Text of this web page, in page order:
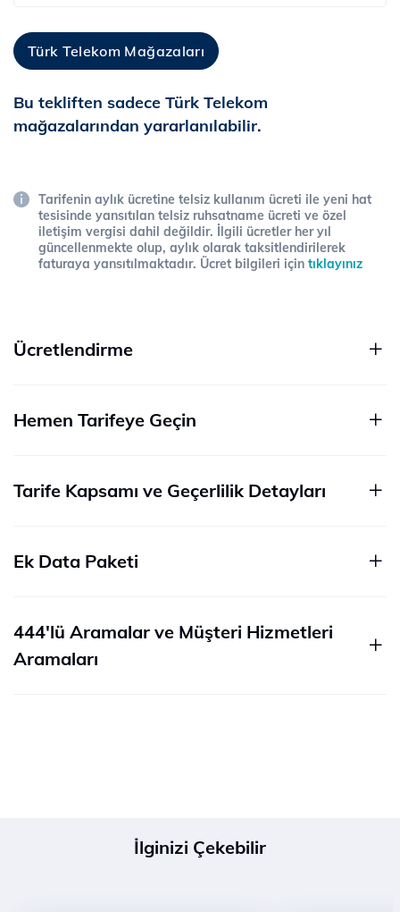
Türk Telekom Mağazaları
Bu tekliften sadece Türk Telekom
mağazalarından yararlanılabilir.
Tarifenin aylık ücretine telsiz kullanım ücreti ile yeni hat
tesisinde yansıtılan telsiz ruhsatname ücreti ve özel
iletişim vergisi dahil değildir. İlgili ücretler her yıl
güncellenmekte olup, aylık olarak taksitlendirilerek
faturaya yansıtılmaktadır. Ücret bilgileri için tıklayınız
Ücretlendirme
Hemen Tarifeye Geçin
Tarife Kapsamı ve Geçerlilik Detayları
Ek Data Paketi
444'lü Aramalar ve Müşteri Hizmetleri
Aramaları
İlginizi Çekebilir